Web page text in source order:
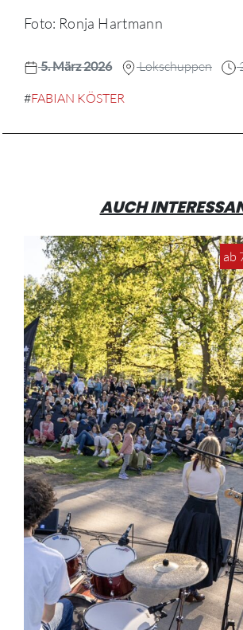
Foto: Ronja Hartmann
5. März 2026 Lokschuppen
#FABIAN KÖSTER
AUCH
ab